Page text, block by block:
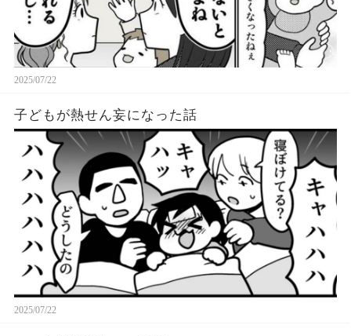
2025/07/22
子どもが熱せん妄になった話
2025/07/22